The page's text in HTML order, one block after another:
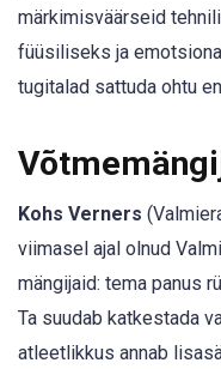
märkimisväärseid
füüsiliseks ja
tugitalad sattuda ohtu
Kohs Verners
viimasel ajal olnud
mängijaid: tema panus
Ta suudab katkestada
atleetlikkus annab